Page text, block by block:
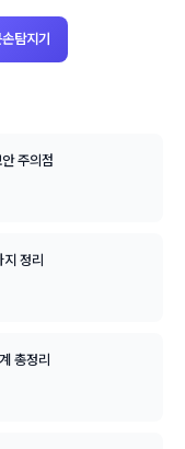
탐지기
주의점
정리
총정리